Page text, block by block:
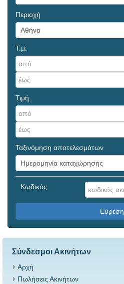
Περιοχή
Τ.μ.
Τιμή
Ταξινόμηση αποτελεσμάτων
Κωδικός
Εύρεση
Σύνδεσμοι Ακινήτων
Αρχή
Πωλήσεις Ακινήτων